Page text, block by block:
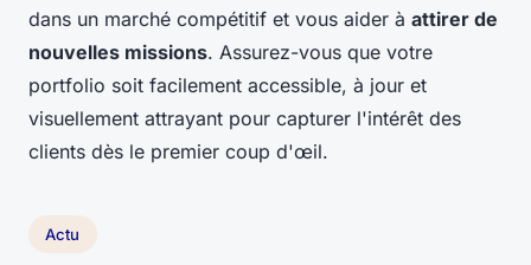
dans un marché compétitif et vous aider à attirer de
nouvelles missions. Assurez-vous que votre
portfolio soit facilement accessible, à jour et
visuellement attrayant pour capturer l'intérêt des
clients dès le premier coup d'œil.
Actu